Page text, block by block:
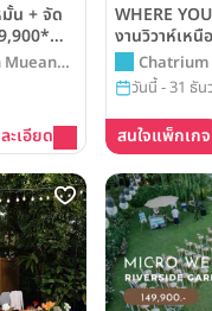
น + จัด
Nada
Mueang
ะเอียด
WHERE
งานวิวาห์เหนื
600,000 บา
เพื่อวันสำคัญ
Grand
Chatrium
ชาเทรียม แ
วันนี้ - 31 ธัน
สนใจแพ็กเกจ